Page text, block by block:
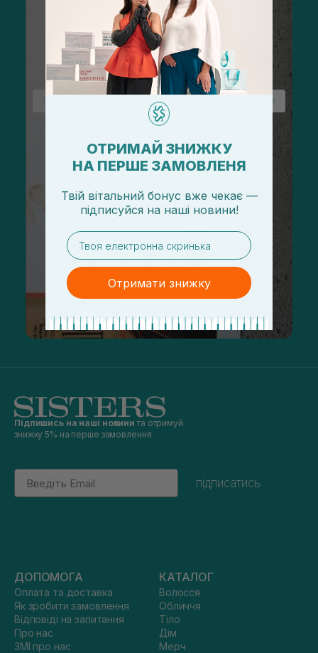
Підпишись на наші новини та отримуй
знижку 5% на перше замовлення
Email
підписатись
ДОПОМОГА
Оплата та доставка
Як зробити замовлення
Відповіді на запитання
Про нас
ЗМІ про нас
КАТАЛОГ
Волосся
Обличчя
Тіло
Дім
Мерч
ОТРИМАЙ ЗНИЖКУ
НА ПЕРШЕ ЗАМОВЛЕНЯ
Твій вітальний бонус вже чекає —
підписуйся на наші новини!
email
Отримати знижку